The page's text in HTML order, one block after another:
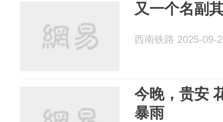
又一个名副
西南铁路 2025-09-
今晚，贵安
暴雨